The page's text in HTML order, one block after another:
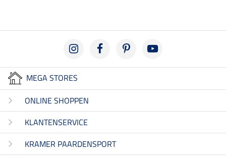
MEGA STORES
ONLINE SHOPPEN
KLANTENSERVICE
KRAMER PAARDENSPORT